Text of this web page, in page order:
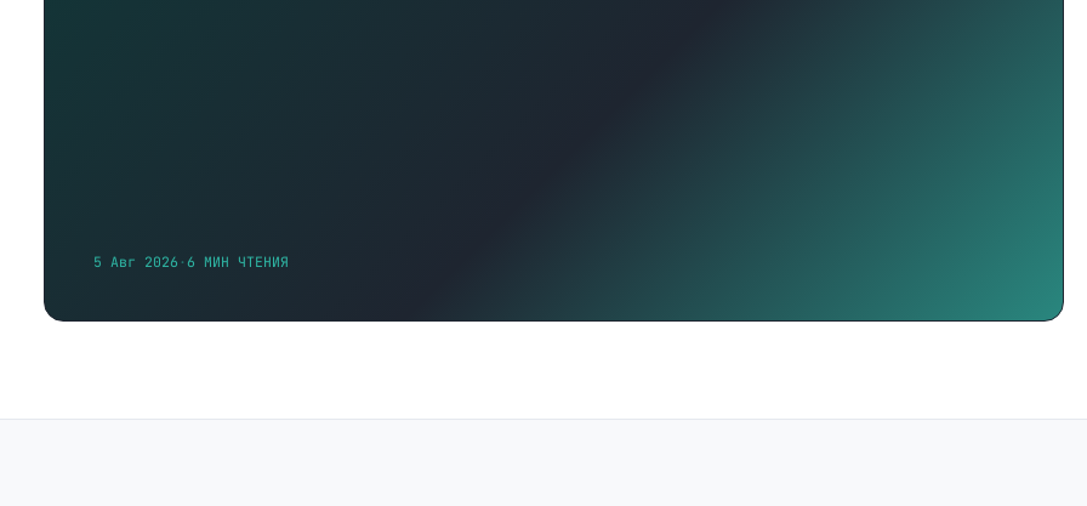
5 Авг 2026 · 6 МИН ЧТЕНИЯ